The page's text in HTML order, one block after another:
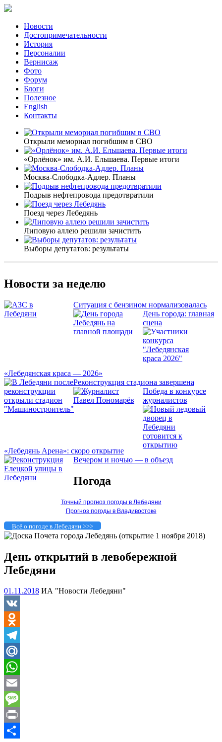
Новости
Достопримечательности
История
Персоналии
Вернисаж
Фото
Форум
Блоги
Полезное
English
Контакты
Открыли мемориал погибшим в СВО
«Орлёнок» им. А.И. Ельшаева. Первые итоги
Москва-Слободка-Адлер. Планы
Подрыв нефтепровода предотвратили
Поезд через Лебедянь
Липовую аллею решили зачистить
Выборы депутатов: результаты
Новости за неделю
Ситуация с бензином нормализовалась
День города: главная
сцена
«Лебедянская краса — 2026»
Реконструкция стадиона завершена
Победа в конкурсе
журналистов
«Лебедянь Арена»: скоро открытие
Вечером и ночью — в объезд
Погода
Точный прогноз погоды в Лебедяни
Прогноз погоды в Владивостоке
Всё о погоде в Лебедяни >>>
День открытий в левобережной
Лебедяни
01.11.2018 ИА "Новости Лебедяни"
VK
Odnoklassniki
Telegram
Mail.Ru
WhatsApp
Email
Message
Print